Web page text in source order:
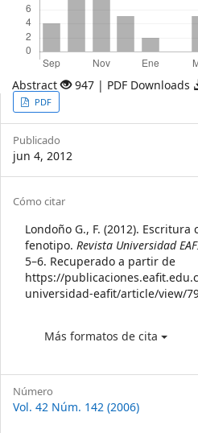
Abstract 947 | PDF Downloads
Article
Sidebar
PDF
Publicado
jun 4, 2012
Article
Details
Cómo citar
Londoño G., F. (2012).
fenotipo. Revista Universidad
5–6. Recuperado a partir de
https://
universidad-eafit/article/view/
Más formatos de cita
Número
Vol. 42 Núm. 142 (2006)